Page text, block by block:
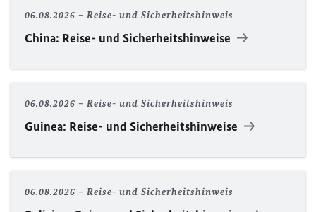
06.08.2026 Reise- und Sicherheitshinweis
China: Reise- und Sicherheitshinweise
06.08.2026 Reise- und Sicherheitshinweis
Guinea: Reise- und Sicherheitshinweise
06.08.2026 Reise- und Sicherheitshinweis